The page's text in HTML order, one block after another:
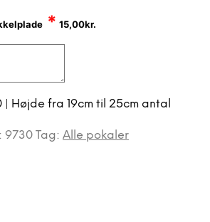
* 15,00kr.
Højde fra 19cm til 25cm antal
9730 Tag: Alle pokaler